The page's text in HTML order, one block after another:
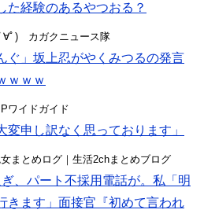
た経験のあるやつおる？
∀ﾟ)ゞカガクニュース隊
ぐ」坂上忍がやくみつるの発言
ｗｗｗ
ワイドガイド
変申し訳なく思っております」
まとめログ｜生活2chまとめブログ
ぎ、パート不採用電話が。私「明
きます」面接官『初めて言われ